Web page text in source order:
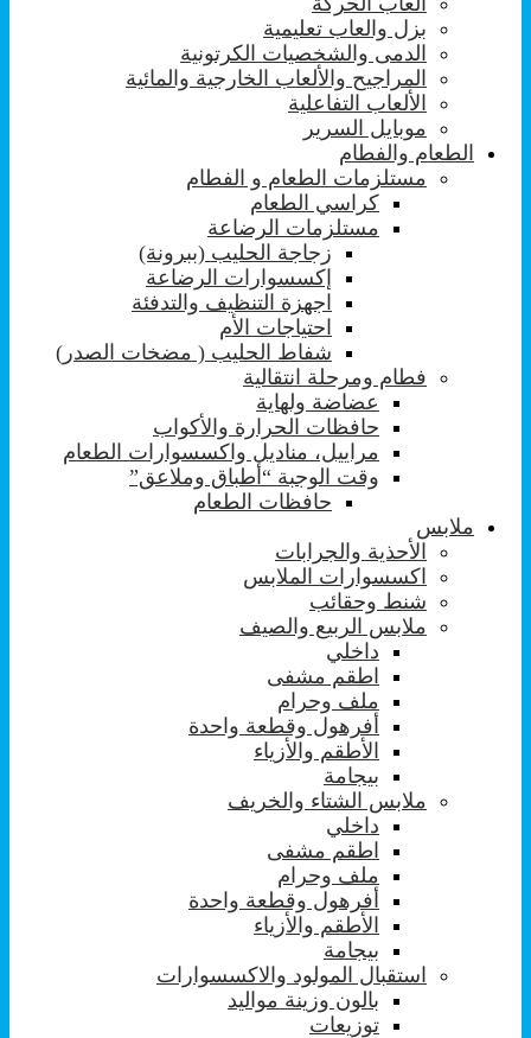
بزل والعاب تعليمية
الدمى والشخصيات الكرتونية
المراجيح والألعاب الخارجية والمائية
الألعاب التفاعلية
موبايل السرير
الطعام والفطام
مستلزمات الطعام و الفطام
كراسي الطعام
مستلزمات الرضاعة
زجاجة الحليب (ببرونة)
إكسسوارات الرضاعة
اجهزة التنظيف والتدفئة
احتياجات الأم
شفاط الحليب ( مضخات الصدر)
فطام ومرحلة انتقالية
عضاضة ولهاية
حافظات الحرارة والأكواب
مراييل، مناديل واكسسوارات الطعام
وقت الوجبة “أطباق وملاعق”
حافظات الطعام
ملابس
الأحذية والجرابات
اكسسوارات الملابس
شنط وحقائب
ملابس الربيع والصيف
داخلي
اطقم مشفى
ملف وحرام
أفرهول وقطعة واحدة
الأطقم والأزياء
بيجامة
ملابس الشتاء والخريف
داخلي
اطقم مشفى
ملف وحرام
أفرهول وقطعة واحدة
الأطقم والأزياء
بيجامة
استقبال المولود والاكسسوارات
بالون وزينة مواليد
توزيعات